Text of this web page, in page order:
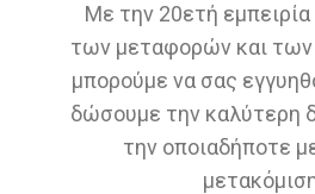
Με την 20ετή
των μεταφορών και
μπορούμε να σας
δώσουμε την καλύτερη
την οποιαδήποτε